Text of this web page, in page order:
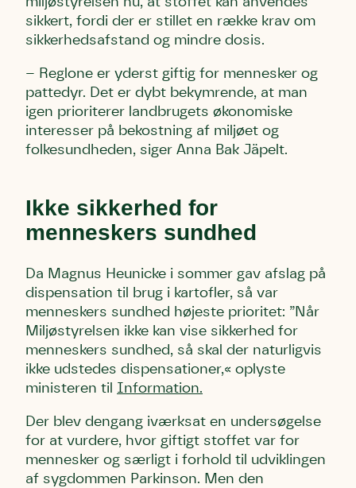
sikkert, fordi der er stillet en række krav om
sikkerhedsafstand og mindre dosis.
– Reglone er yderst giftig for mennesker og
pattedyr. Det er dybt bekymrende, at man
igen prioriterer landbrugets økonomiske
interesser på bekostning af miljøet og
folkesundheden, siger Anna Bak Jäpelt.
Ikke sikkerhed for
menneskers sundhed
Da Magnus Heunicke i sommer gav afslag på
dispensation til brug i kartofler, så var
menneskers sundhed højeste prioritet: ”Når
Miljøstyrelsen ikke kan vise sikkerhed for
menneskers sundhed, så skal der naturligvis
ikke udstedes dispensationer,« oplyste
ministeren til
Information.
Der blev dengang iværksat en undersøgelse
for at vurdere, hvor giftigt stoffet var for
mennesker og særligt i forhold til udviklingen
af sygdommen Parkinson. Men den
Skriv under (hjørring)
Efternavn
Email
Danmarks Naturfredningsforening må gerne kontakte mig
med nyt om sagen samt fremtidige
Sund Limfjord
Efternavn
Email
Danmarks Naturfredningsforening må gerne kontakte mig
med nyt om sagen samt fremtidige
Storken tilbage til Kolding
Efternavn
Email
Danmarks Naturfredningsforening må gerne kontakte mig
med nyt om sagen samt fremtidige